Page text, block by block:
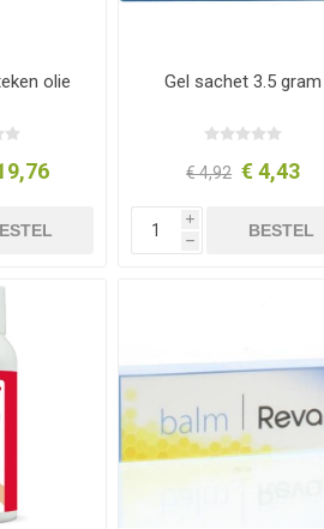
olie Gel sachet 3.5 gram
€ 4,92 € 4,43
i
h
BESTEL